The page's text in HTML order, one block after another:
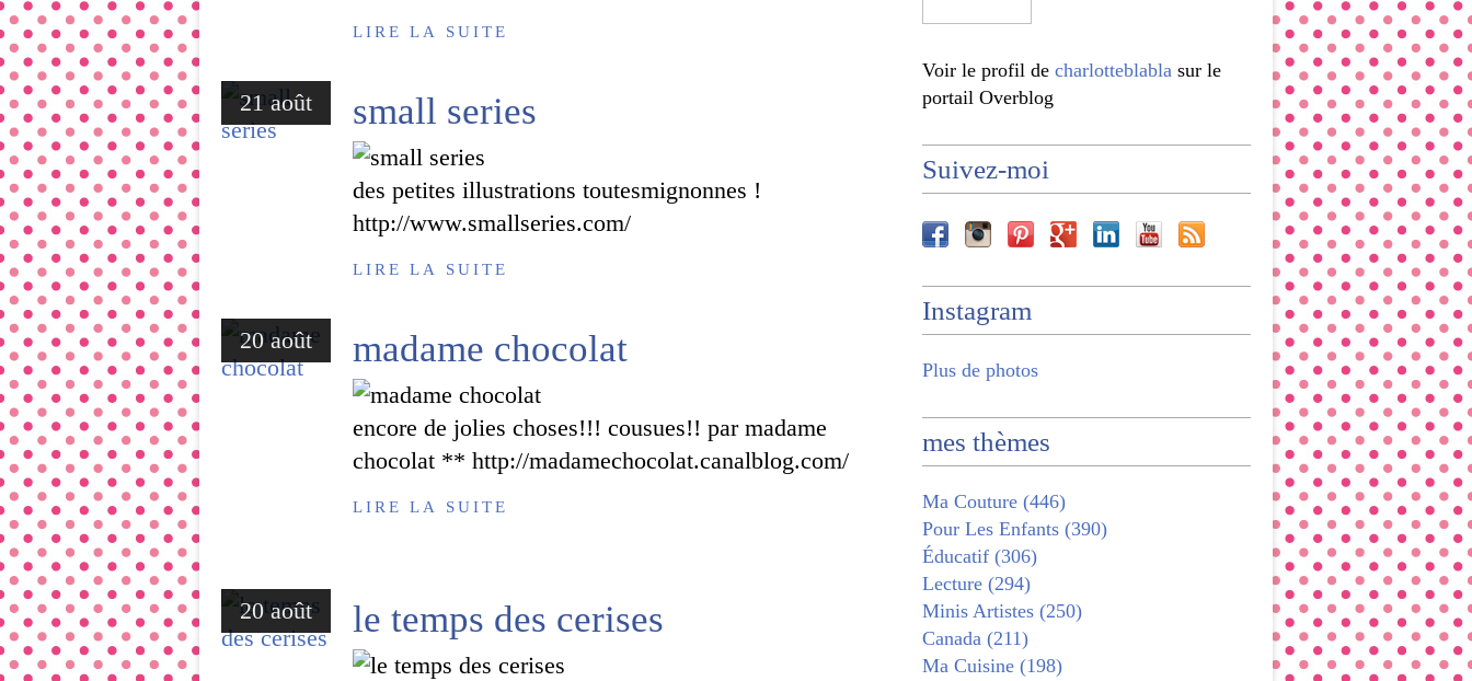
LIRE LA SUITE
21 août small series
des petites illustrations toutesmignonnes !
http://www.smallseries.com/
LIRE LA SUITE
20 août madame chocolat
encore de jolies choses!!! cousues!! par madame
chocolat ** http://madamechocolat.canalblog.com/
LIRE LA SUITE
20 août le temps des cerises
Voir le profil de charlotteblabla sur le
portail Overblog
Suivez-moi
Instagram
Plus de photos
mes thèmes
Ma Couture (446)
Pour Les Enfants (390)
Éducatif (306)
Lecture (294)
Minis Artistes (250)
Canada (211)
Ma Cuisine (198)